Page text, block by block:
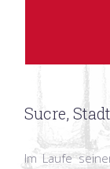
Sucre,
Im Laufe